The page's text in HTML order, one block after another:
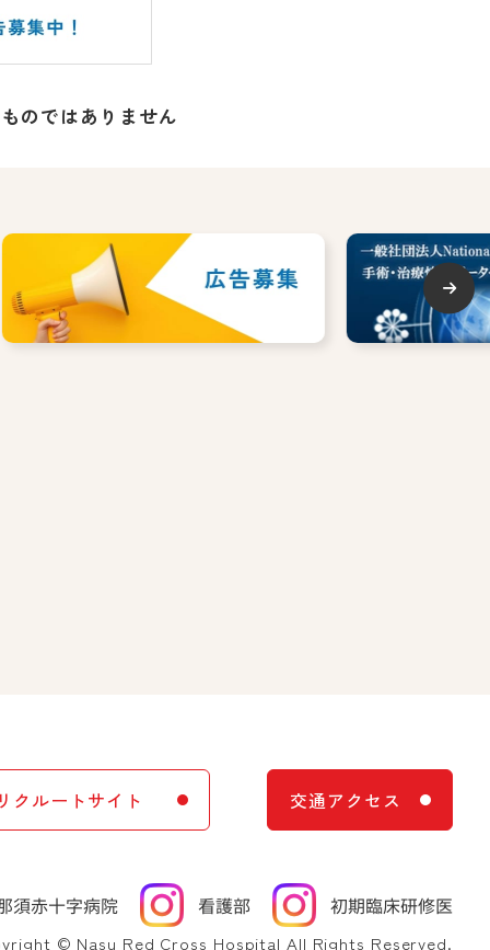
のではありません
クルートサイト 交通アクセス
© Nasu Red Cross Hospital All Rights Reserved.